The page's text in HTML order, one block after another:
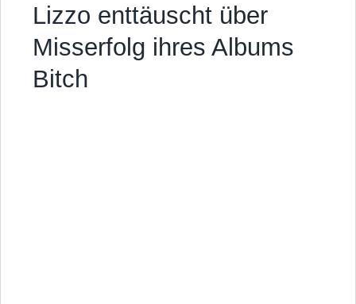
Lizzo enttäuscht über
Misserfolg ihres Albums
Bitch